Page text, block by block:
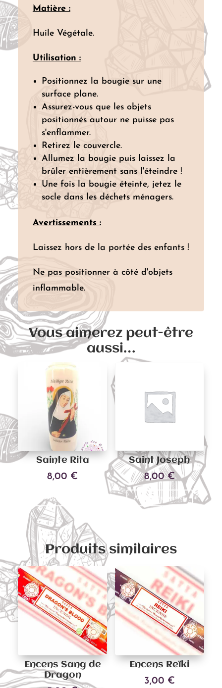
Matière :
Huile Végétale.
Utilisation :
Positionnez la bougie sur une
surface plane.
Assurez-vous que les objets
positionnés autour ne puisse pas
s'enflammer.
Retirez le couvercle.
Allumez la bougie puis laissez la
brûler entièrement sans l'éteindre !
Une fois la bougie éteinte, jetez le
socle dans les déchets ménagers.
Avertissements :
Laissez hors de la portée des enfants !
Ne pas positionner à côté d'objets
inflammable.
Vous aimerez peut-être
aussi…
Sainte Rita
8,00 €
Ajouter au panier
Saint Joseph
8,00€
Ajouter au panier
Produits similaires
Encens Sang de
Dragon
Encens Reïki
3,00 €